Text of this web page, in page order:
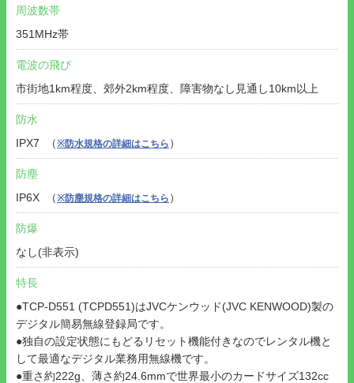
周波数帯
351MHz帯
電波の飛び
市街地1km程度、郊外2km程度、障害物なし見通し10km以上
防水
IPX7 （※防水規格の詳細はこちら ）
防塵
IP6X （※防塵規格の詳細はこちら ）
防爆
なし(非表示)
特長
●TCP-D551 (TCPD551)はJVCケンウッド(JVC KENWOOD)製の
デジタル簡易無線登録局です。
●独自の設定状態にもどるリセット機能付きなのでレンタル機と
して最適なデジタル業務用無線機です。
●重さ約222g、薄さ約24.6mmで世界最小のカードサイズ132cc